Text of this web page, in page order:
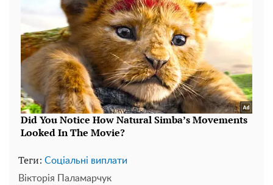
Теги: Соціальні виплати
Вікторія Паламарчук